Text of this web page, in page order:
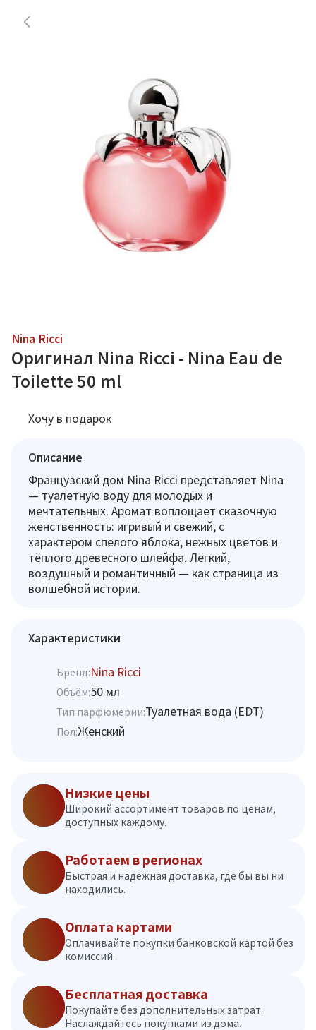
Nina Ricci
Оригинал Nina Ricci - Nina Eau de
Toilette 50 ml
Хочу в подарок
Описание
Французский дом Nina Ricci представляет Nina
— туалетную воду для молодых и
мечтательных. Аромат воплощает сказочную
женственность: игривый и свежий, с
характером спелого яблока, нежных цветов и
тёплого древесного шлейфа. Лёгкий,
воздушный и романтичный — как страница из
волшебной истории.
Характеристики
Бренд:Nina Ricci
Объём:50 мл
Тип парфюмерии:Туалетная вода (EDT)
Пол:Женский
Низкие цены
Широкий ассортимент товаров по ценам,
доступных каждому.
Работаем в регионах
Быстрая и надежная доставка, где бы вы ни
находились.
Оплата картами
Оплачивайте покупки банковской картой без
комиссий.
Бесплатная доставка
Покупайте без дополнительных затрат.
Наслаждайтесь покупками из дома.